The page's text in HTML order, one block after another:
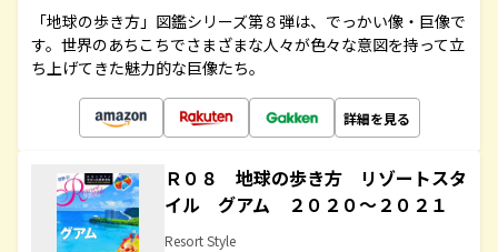
「地球の歩き方」図鑑シリーズ第８弾は、でっかい像・巨像で
す。世界のあちこちでさまざまな人々が色々な意図を持って立
ち上げてきた魅力的な巨像たち。
詳細を見る
Ｒ０８ 地球の歩き方 リゾートスタ
イル グアム ２０２０～２０２１
Resort Style